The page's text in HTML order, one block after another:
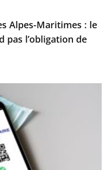
Alpes-Maritimes : le
pas l’obligation de